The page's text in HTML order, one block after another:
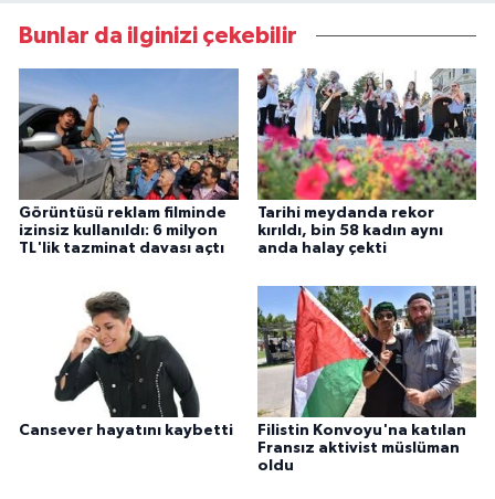
Bunlar da ilginizi çekebilir
Görüntüsü reklam filminde
izinsiz kullanıldı: 6 milyon
TL'lik tazminat davası açtı
Tarihi meydanda rekor
kırıldı, bin 58 kadın aynı
anda halay çekti
Cansever hayatını kaybetti
Filistin Konvoyu'na katılan
Fransız aktivist müslüman
oldu